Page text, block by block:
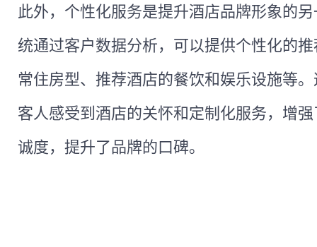
此外，个性化服务是提升酒店品牌形象的
统通过客户数据分析，可以提供个性化的
常住房型、推荐酒店的餐饮和娱乐设施等
客人感受到酒店的关怀和定制化服务，增
诚度，提升了品牌的口碑。